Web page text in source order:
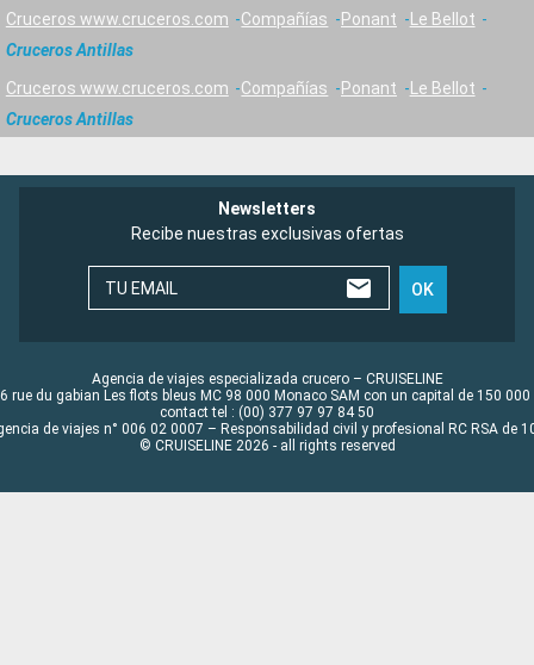
Cruceros www.cruceros.com Compañías Ponant
Le Bellot
Cruceros Antillas
Cruceros www.cruceros.com Compañías Ponant
Le Bellot
Cruceros Antillas
Newsletters
Recibe nuestras exclusivas ofertas
TU EMAIL OK
Agencia de viajes especializada crucero – CRUISELINE
rue du gabian Les flots bleus MC 98 000 Monaco SAM con un capital de 150 000
contact tel : (00) 377 97 97 84 50
de viajes n° 006 02 0007 – Responsabilidad civil y profesional RC RSA de
© CRUISELINE 2026 - all rights reserved